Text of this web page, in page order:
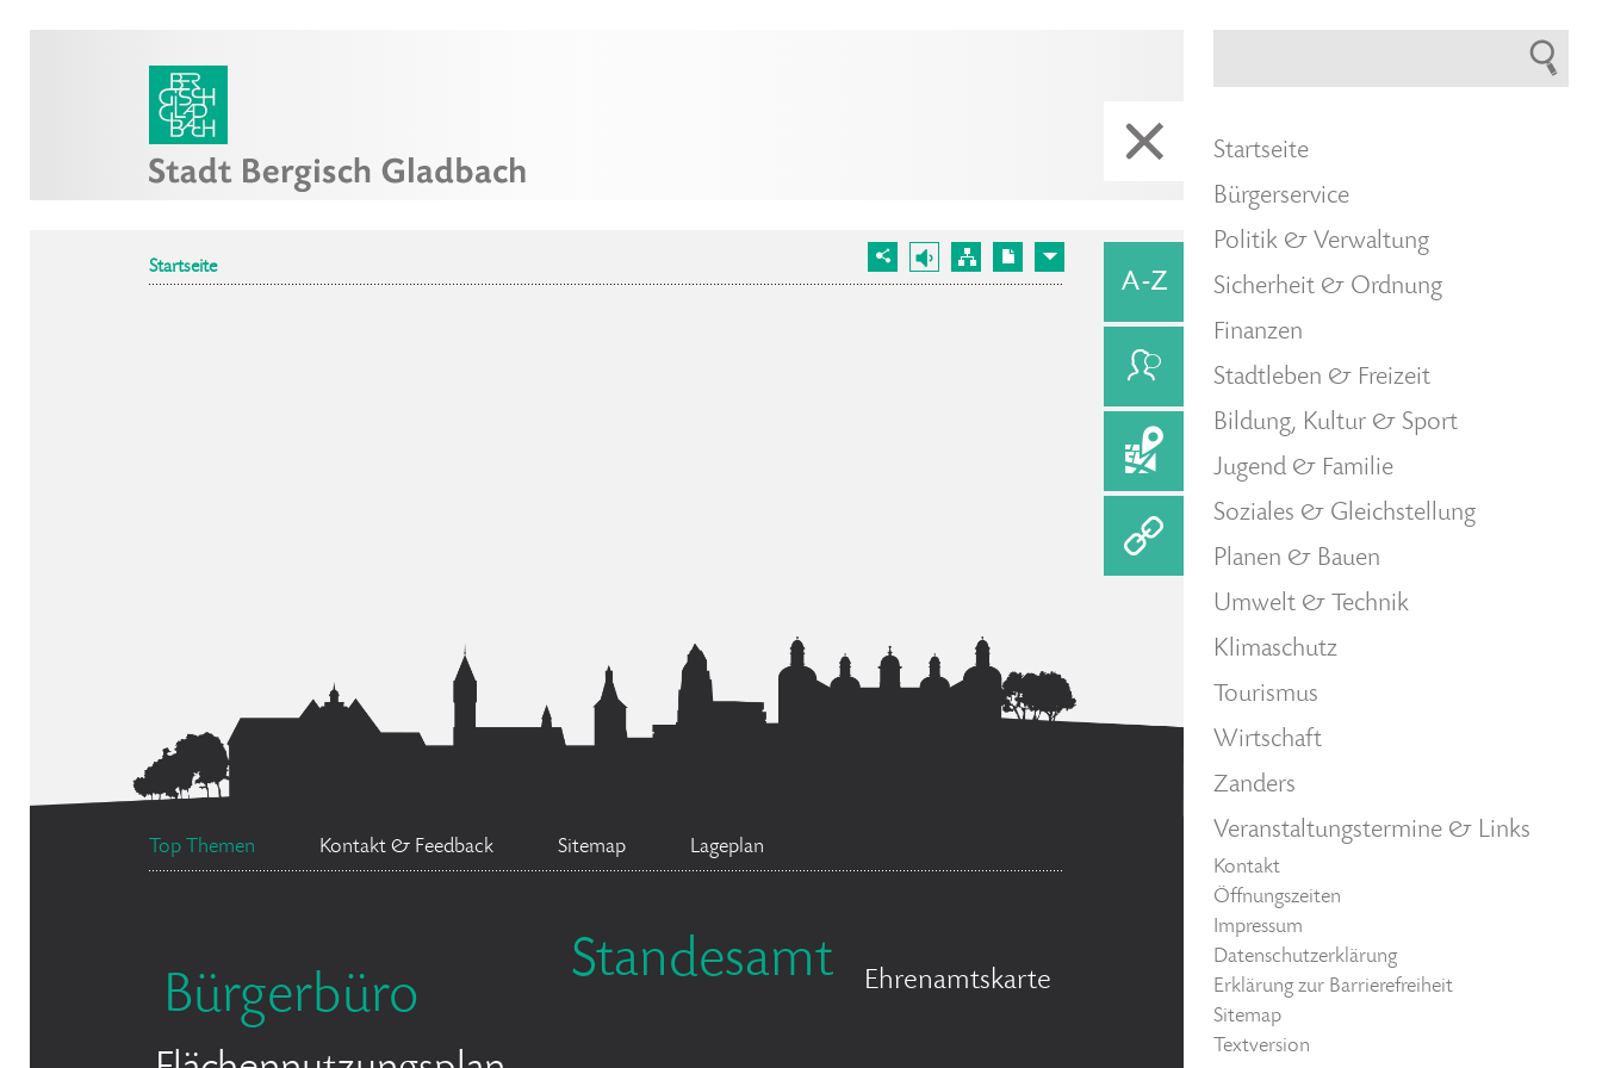
Startseite
Top Themen Kontakt & Feedback Sitemap Lageplan
Bürgerbüro
Standesamt Ehrenamtskarte
Startseite
Bürgerservice
Politik & Verwaltung
Sicherheit & Ordnung
Finanzen
Stadtleben & Freizeit
Bildung, Kultur & Sport
Jugend & Familie
Soziales & Gleichstellung
Planen & Bauen
Umwelt & Technik
Klimaschutz
Tourismus
Wirtschaft
Zanders
Veranstaltungstermine & Links
Kontakt
Öffnungszeiten
Impressum
Datenschutzerklärung
Erklärung zur Barrierefreiheit
Sitemap
Textversion